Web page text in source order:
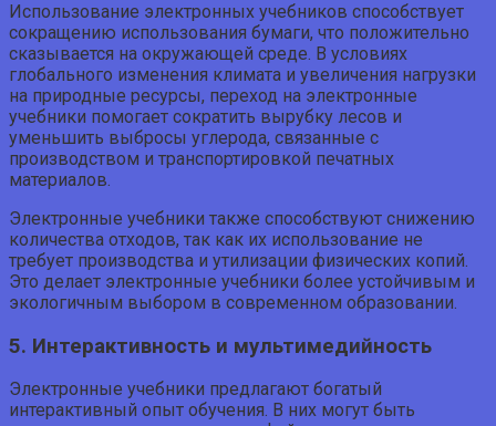
Использование электронных учебников способствует
сокращению использования бумаги, что положительно
сказывается на окружающей среде. В условиях
глобального изменения климата и увеличения нагрузки
на природные ресурсы, переход на электронные
учебники помогает сократить вырубку лесов и
уменьшить выбросы углерода, связанные с
производством и транспортировкой печатных
материалов.
Электронные учебники также способствуют снижению
количества отходов, так как их использование не
требует производства и утилизации физических копий.
Это делает электронные учебники более устойчивым и
экологичным выбором в современном образовании.
5. Интерактивность и мультимедийность
Электронные учебники предлагают богатый
интерактивный опыт обучения. В них могут быть